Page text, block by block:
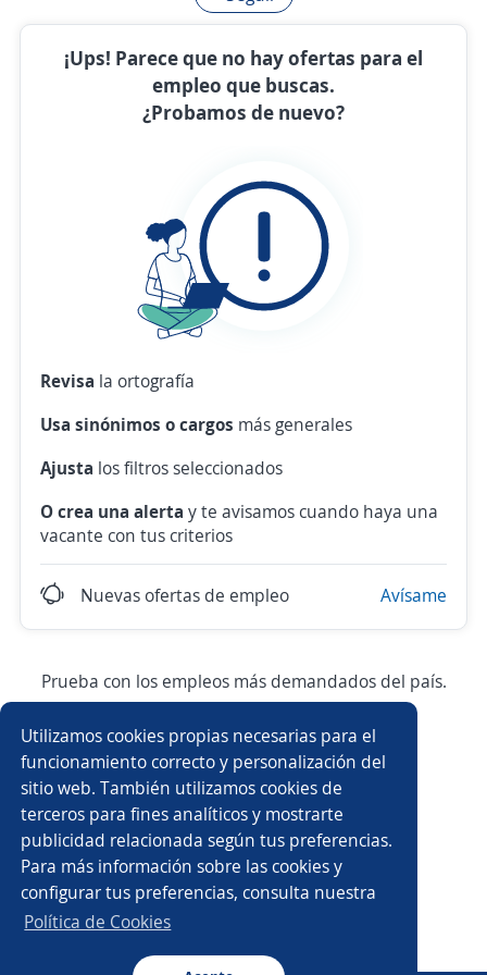
Utilizamos cookies propias necesarias para el
funcionamiento correcto y personalización del
sitio web. También utilizamos cookies de
terceros para fines analíticos y mostrarte
publicidad relacionada según tus preferencias.
Para más información sobre las cookies y
configurar tus preferencias, consulta nuestra
Política de Cookies
¡Ups! Parece que no hay ofertas para el
empleo que buscas.
¿Probamos de nuevo?
Revisa la ortografía
Usa sinónimos o cargos más generales
Ajusta los filtros seleccionados
O crea una alerta y te avisamos cuando haya una
vacante con tus criterios
Nuevas ofertas de empleo Avísame
Prueba con los empleos más demandados del país.
Ejecutivo/a de ventas Asesor/a de ventas
Atención a clientes Auxiliar de almacén
Ayudante general Auxiliar administrativo/a
Ejecutivo/a comercial Asesor/a financiero
Asesor/a de crédito Auxiliar contable